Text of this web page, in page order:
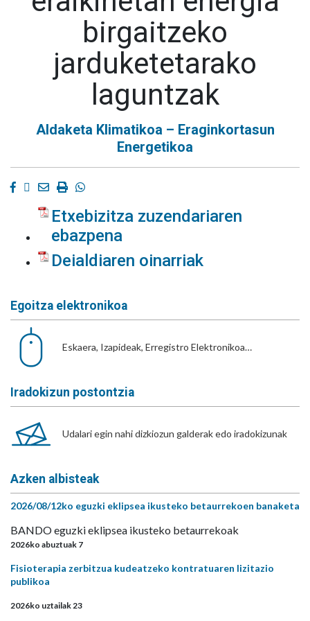
birgaitzeko
jarduketetarako
laguntzak
Aldaketa Klimatikoa – Eraginkortasun
Energetikoa
Facebook
Twitter
EmailImprimirWhatsapp
Etxebizitza zuzendariaren
ebazpena
Deialdiaren oinarriak
Egoitza elektronikoa
Eskaera, Izapideak, Erregistro Elektronikoa…
Iradokizun postontzia
Udalari egin nahi dizkiozun galderak edo iradokizunak
Azken albisteak
2026/08/12ko eguzki eklipsea ikusteko betaurrekoen banaketa
BANDO eguzki eklipsea ikusteko betaurrekoak
2026ko abuztuak 7
Fisioterapia zerbitzua kudeatzeko kontratuaren lizitazio
publikoa
2026ko uztailak 23